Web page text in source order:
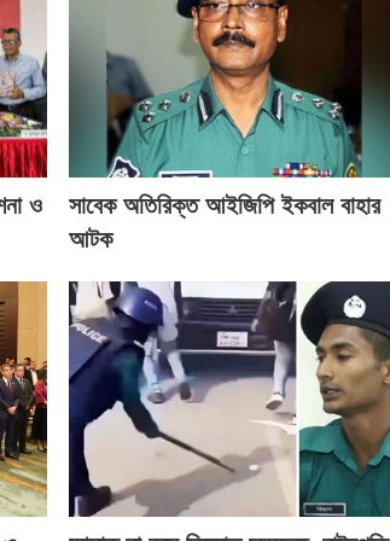
ও
সাবেক অতিরিক্ত আইজিপি ইকবাল বাহার
আটক